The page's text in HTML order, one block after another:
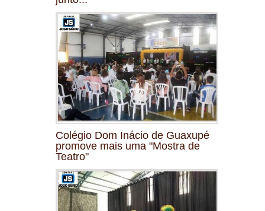
Colégio Dom Inácio de Guaxupé
promove mais uma "Mostra de
Teatro"